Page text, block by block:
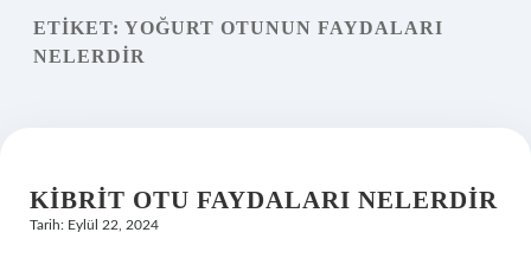
Yasal Uyarı
ETIKET: YOĞURT OTUNUN FAYDALARI
NELERDIR
KIBRIT OTU FAYDALARI NELERDIR
Tarih: Eylül 22, 2024